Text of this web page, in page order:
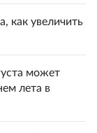
как увеличить
может
лета в